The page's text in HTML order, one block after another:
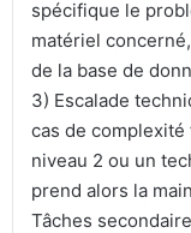
spécifique le
matériel
de la base de
3) Escalade
cas de
niveau 2 ou un
prend alors la
Tâches